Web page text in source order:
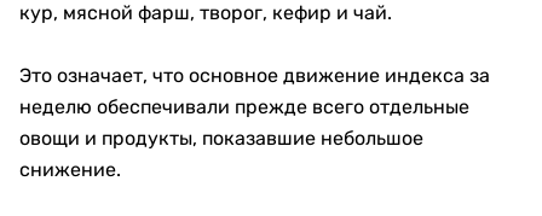
кур, мясной фарш, творог, кефир и чай.
Это означает, что основное движение индекса за
неделю обеспечивали прежде всего отдельные
овощи и продукты, показавшие небольшое
снижение.